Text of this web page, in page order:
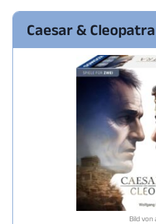
Caesar & Cleopatra
Bild von